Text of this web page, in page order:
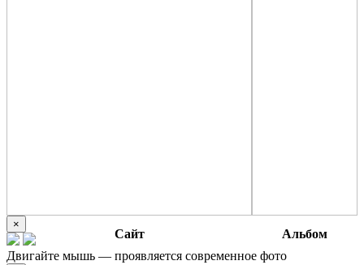
Сайт Альбом
×
Двигайте мышь — проявляется современное фото